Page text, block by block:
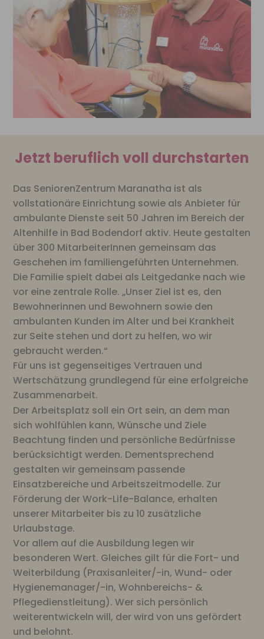
Jetzt beruflich voll durchstarten
Das SeniorenZentrum Maranatha ist als
vollstationäre Einrichtung sowie als Anbieter für
ambulante Dienste seit 50 Jahren im Bereich der
Altenhilfe in Bad Bodendorf aktiv. Heute gestalten
über 300 MitarbeiterInnen gemeinsam das
Geschehen im familiengeführten Unternehmen.
Die Familie spielt dabei als Leitgedanke nach wie
vor eine zentrale Rolle. „Unser Ziel ist es, den
Bewohnerinnen und Bewohnern sowie den
ambulanten Kunden im Alter und bei Krankheit
zur Seite stehen und dort zu helfen, wo wir
gebraucht werden.“
Für uns ist gegenseitiges Vertrauen und
Wertschätzung grundlegend für eine erfolgreiche
Zusammenarbeit.
Der Arbeitsplatz soll ein Ort sein, an dem man
sich wohlfühlen kann, Wünsche und Ziele
Beachtung finden und persönliche Bedürfnisse
berücksichtigt werden. Dementsprechend
gestalten wir gemeinsam passende
Einsatzbereiche und Arbeitszeitmodelle. Zur
Förderung der Work-Life-Balance, erhalten
unserer Mitarbeiter bis zu 10 zusätzliche
Urlaubstage.
Vor allem auf die Ausbildung legen wir
besonderen Wert. Gleiches gilt für die Fort- und
Weiterbildung (Praxisanleiter/-in, Wund- oder
Hygienemanager/-in, Wohnbereichs- &
Pflegedienstleitung). Wer sich persönlich
weiterentwickeln will, der wird von uns gefördert
und belohnt.